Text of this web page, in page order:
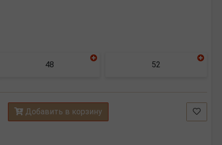
48 52
Добавить в корзину